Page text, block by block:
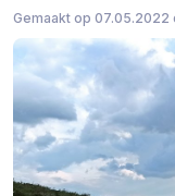
Gemaakt op 07.05.2022